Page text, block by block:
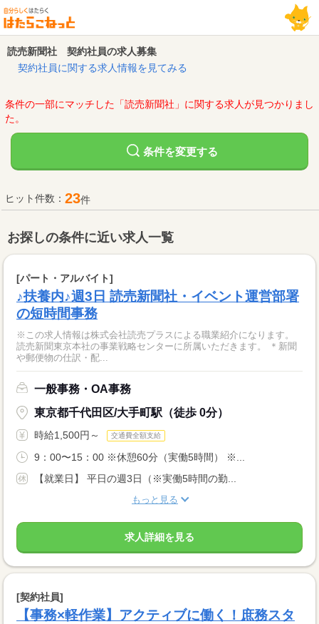
読売新聞社 契約社員の求人募集
契約社員に関する求人情報を見てみる
条件の一部にマッチした「読売新聞社」に関する求人が見つかりまし
た。
条件を変更する
ヒット件数： 23件
お探しの条件に近い求人一覧
[パート・アルバイト]
♪扶養内♪週3日 読売新聞社・イベント運営部署
の短時間事務
※この求人情報は株式会社読売プラスによる職業紹介になります。
読売新聞東京本社の事業戦略センターに所属いただきます。 ＊新聞
や郵便物の仕訳・配...
一般事務・OA事務
東京都千代田区/大手町駅（徒歩 0分）
時給1,500円～ 交通費全額支給
9：00〜15：00 ※休憩60分（実働5時間） ※...
【就業日】 平日の週3日（※実働5時間の勤...
もっと見る
求人詳細を見る
[契約社員]
【事務×軽作業】アクティブに働く！庶務スタ